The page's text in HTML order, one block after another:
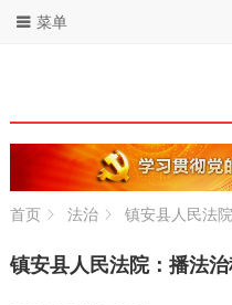
菜单
首页 法治 镇安县人民法
镇安县人民法院：播法